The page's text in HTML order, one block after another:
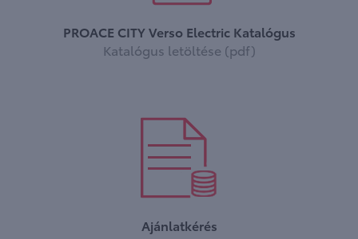
PROACE CITY Verso Electric Katalógus
Katalógus letöltése (pdf)
Ajánlatkérés